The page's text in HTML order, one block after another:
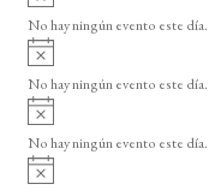
o
v
i
o
No hay ningún evento este día.
A
v
i
o
No hay ningún evento este día.
A
v
i
No hay ningún evento este día.
A
v